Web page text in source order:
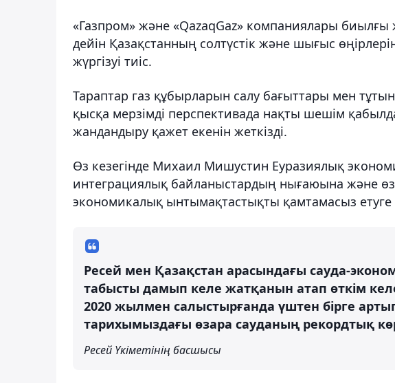
«Газпром» және «QazaqGaz» компаниялары
дейін Қазақстанның солтүстік және шығыс
жүргізуі тиіс.
Тараптар газ құбырларын салу бағыттары мен
қысқа мерзімді перспективада нақты шешім
жандандыру қажет екенін жеткізді.
Өз кезегінде Михаил Мишустин Еуразиялық
интеграциялық байланыстардың нығаюына және
экономикалық ынтымақтастықты қамтамасыз етуге
Ресей мен Қазақстан арасындағы сауда-
табысты дамып келе жатқанын атап өткім
2020 жылмен салыстырғанда үштен бірге
тарихымыздағы өзара сауданың рекордтық
Ресей Үкіметінің басшысы